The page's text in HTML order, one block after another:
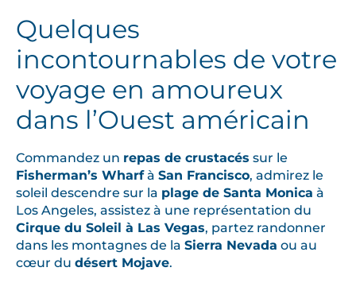
,
u
r
e
r
o
u
t
e
s
Quelques
incontournables de votre
voyage en amoureux
dans l’Ouest américain
Commandez un repas de crustacés sur le
Fisherman’s Wharfà San Francisco, admirez le
soleil descendre sur la plage de Santa Monica à
Los Angeles, assistez à une représentation du
Cirque du Soleil à Las Vegas, partez randonner
dans les montagnes de la Sierra Nevada ou au
cœur du désert Mojave.